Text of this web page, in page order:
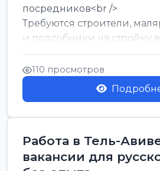
посредников<br />
Требуются строители,
и подсобники на стройку
Срочно требуются
110 просмотров
Работа в Тель-
вакансии для